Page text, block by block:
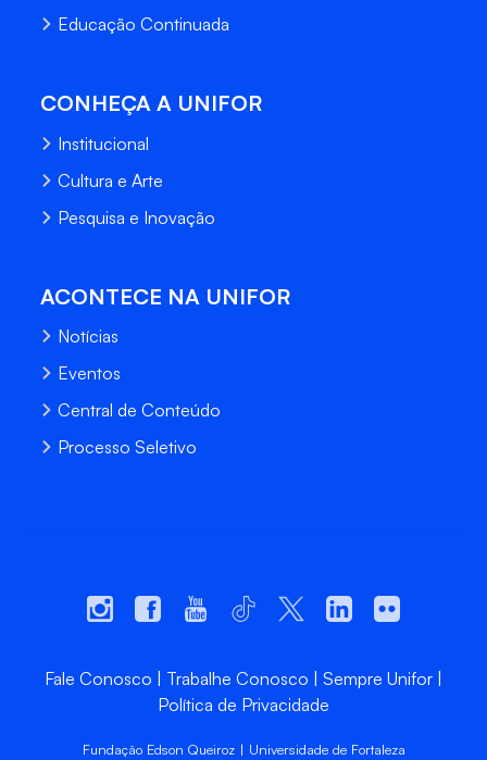
Educação Continuada
CONHEÇA A UNIFOR
Institucional
Cultura e Arte
Pesquisa e Inovação
ACONTECE NA UNIFOR
Notícias
Eventos
Central de Conteúdo
Processo Seletivo
Fale Conosco Trabalhe Conosco
Sempre Unifor
Política de Privacidade
Fundação Edson Queiroz | Universidade de Fortaleza